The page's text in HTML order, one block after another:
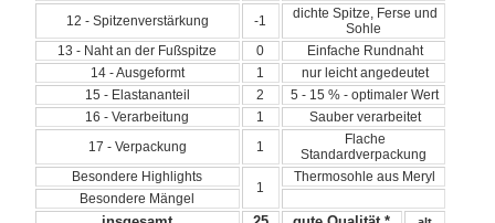
12 - Spitzenverstärkung -1
dichte Spitze, Ferse und
Sohle
13 - Naht an der Fußspitze
0
Einfache Rundnaht
14 - Ausgeformt
1
nur leicht angedeutet
15 - Elastananteil
2
5 - 15 % - optimaler Wert
16 - Verarbeitung
1
Sauber verarbeitet
17 - Verpackung
1
Flache
Standardverpackung
Besondere Highlights
1
Thermosohle aus Meryl
Besondere Mängel